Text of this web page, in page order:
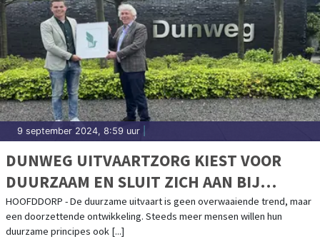
9 september 2024, 8:59 uur
DUNWEG UITVAARTZORG KIEST VOOR
DUURZAAM EN SLUIT ZICH AAN BIJ
GREENLEAVE
HOOFDDORP - De duurzame uitvaart is geen overwaaiende trend, maar
een doorzettende ontwikkeling. Steeds meer mensen willen hun
duurzame principes ook [...]